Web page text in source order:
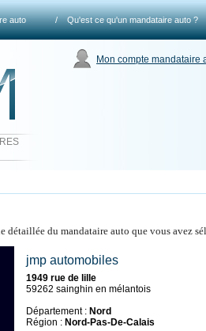
auto / Qu'est ce qu'un mandataire auto ?
Mon compte mandataire
détaillée du mandataire auto que vous avez
jmp automobiles
1949 rue de lille
59262 sainghin en mélantois
Département : Nord
Région : Nord-Pas-De-Calais